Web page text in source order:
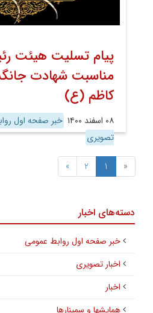
پیام تسلیت هیئت
مناسبت شهادت
کاظم (ع)
۰۸ اسفند ۱۴۰۰ خبر صفحه اول
تصویری
«
1
2
»
دسته‌های اخبار
خبر صفحه اول روابط عمومی
اخبار تصویری
اخبار
همایشها و سمینارها